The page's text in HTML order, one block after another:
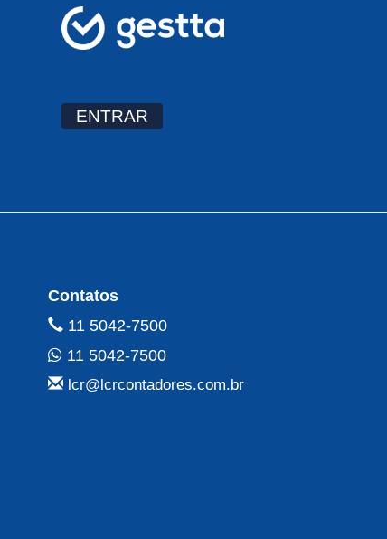
ENTRAR
Contatos
11 5042-7500
11 5042-7500
lcr@lcrcontadores.com.br